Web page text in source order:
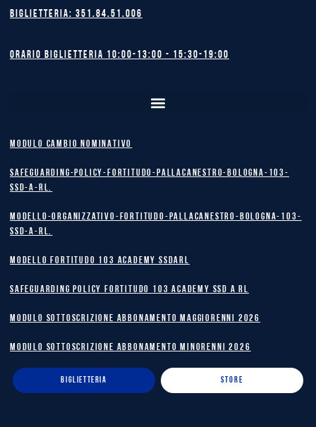
Biglietteria: 351.84.51.006
Orario biglietteria 10:00-13:00 - 15:30-19:00
MODULO CAMBIO NOMINATIVO
safeguarding-policy-Fortitudo-Pallacanestro-Bologna-103-
SSD-A-RL.
Modello-Organizzativo-Fortitudo-Pallacanestro-Bologna-103-
SSD-A-RL.
MODELLO FORTITUDO 103 ACADEMY SSDARL
safeguarding policy Fortitudo 103 Academy SSD A RL
MODULO SOTTOSCRIZIONE ABBONAMENTO MAGGIORENNI 2026
MODULO SOTTOSCRIZIONE ABBONAMENTO MINORENNI 2026
BIGLIETTERIA STORE